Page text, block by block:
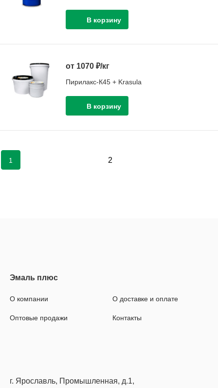
от 1070 ₽/кг
Пирилакс-К45 + Krasula
1 2
О компании
Оптовые продажи
О доставке и оплате
Контакты
г. Ярославль, Промышленная, д.1,